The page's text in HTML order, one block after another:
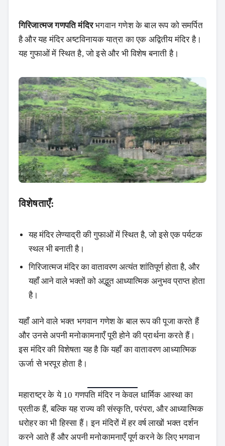
गिरिजात्मज गणपति मंदिरभगवान गणेश के बाल रूप को समर्पित
है और यह मंदिर अष्टविनायक यात्रा का एक अद्वितीय मंदिर है।
यह गुफाओं में स्थित है, जो इसे और भी विशेष बनाती है।
विशेषताएँ:
यह मंदिर लेण्याद्री की गुफाओं में स्थित है, जो इसे एक पर्यटक
स्थल भी बनाती है।
गिरिजात्मज मंदिर का वातावरण अत्यंत शांतिपूर्ण होता है, और
यहाँ आने वाले भक्तों को अद्भुत आध्यात्मिक अनुभव प्राप्त होता
है।
यहाँ आने वाले भक्त भगवान गणेश के बाल रूप की पूजा करते हैं
और उनसे अपनी मनोकामनाएँ पूरी होने की प्रार्थना करते हैं।
इस मंदिर की विशेषता यह है कि यहाँ का वातावरण आध्यात्मिक
ऊर्जा से भरपूर होता है।
महाराष्ट्र के ये 10 गणपति मंदिर न केवल धार्मिक आस्था का
प्रतीक हैं, बल्कि यह राज्य की संस्कृति, परंपरा, और आध्यात्मिक
धरोहर का भी हिस्सा हैं। इन मंदिरों में हर वर्ष लाखों भक्त दर्शन
करने आते हैं और अपनी मनोकामनाएँ पूर्ण करने के लिए भगवान